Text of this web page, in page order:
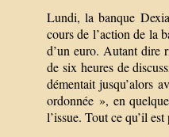
Lundi, la banque
cours de l’action de la
d’un euro. Autant dire
de six heures de
démentait jusqu’alors
ordonnée », en
l’issue. Tout ce qu’il